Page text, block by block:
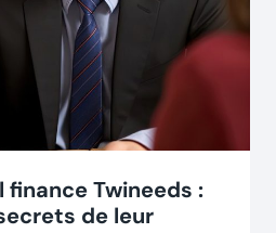
Twineeds :
de leur